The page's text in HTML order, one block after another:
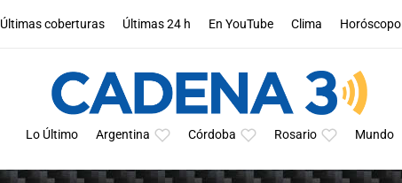
Últimas coberturas Últimas 24 h En YouTube Clima Horóscopo
Lo Último Argentina Córdoba Rosario Mundo